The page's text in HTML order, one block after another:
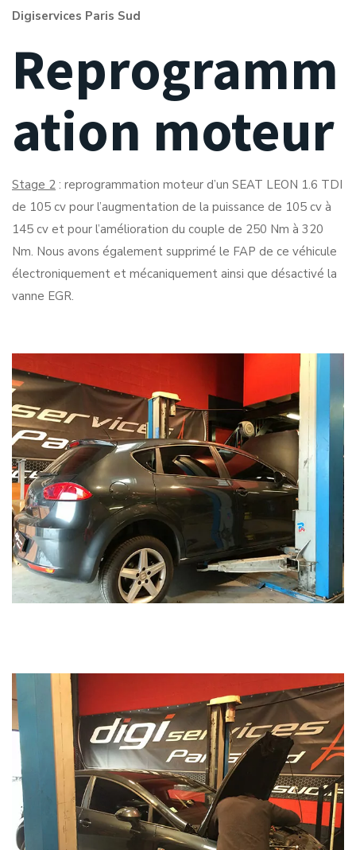
Digiservices Paris Sud
Reprogramm
ation moteur
Stage 2 : reprogrammation moteur d’un SEAT LEON 1.6 TDI
de 105 cv pour l’augmentation de la puissance de 105 cv à
145 cv et pour l’amélioration du couple de 250 Nm à 320
Nm. Nous avons également supprimé le FAP de ce véhicule
électroniquement et mécaniquement ainsi que désactivé la
vanne EGR.